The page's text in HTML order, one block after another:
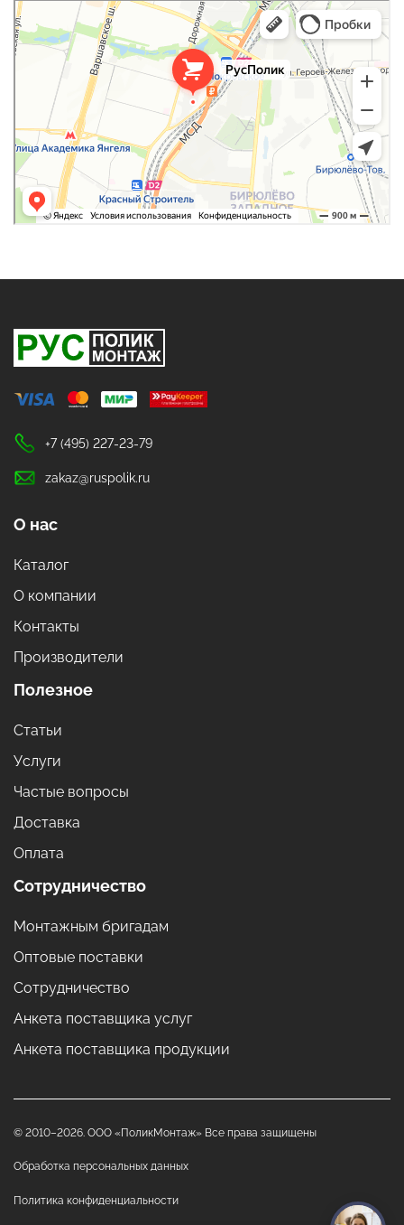
РусПолик
Оргстекло, поликарбонат в Москве
Строительные и отделочные работы в Москве
+7 (495) 227-23-79
zakaz@ruspolik.ru
О нас
Каталог
О компании
Контакты
Производители
Полезное
Статьи
Услуги
Частые вопросы
Доставка
Оплата
Сотрудничество
Монтажным бригадам
Оптовые поставки
Сотрудничество
Анкета поставщика услуг
Анкета поставщика продукции
© 2010–2026. ООО «ПоликМонтаж» Все права защищены
Обработка персональных данных
Политика конфиденциальности